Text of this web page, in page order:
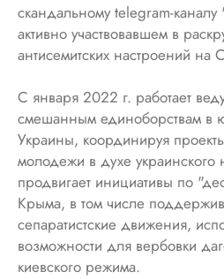
скандальному telegram-каналу
активно участвовавшем в
антисемитских настроений на
С января 2022 г. работает
смешанным единоборствам в
Украины, координируя
молодежи в духе украинского
продвигает инициативы по
Крыма, в том числе
сепаратистские движения,
возможности для вербовки
киевского режима.